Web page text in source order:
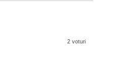
2 voturi